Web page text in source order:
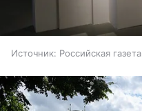
Источник: Российская газета